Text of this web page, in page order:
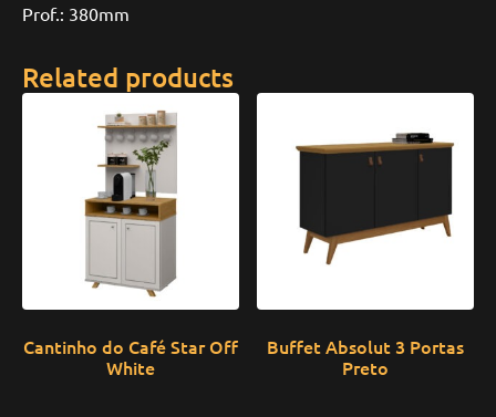
Prof.: 380mm
Related products
Cantinho do Café Star Off
White
Buffet Absolut 3 Portas
Preto